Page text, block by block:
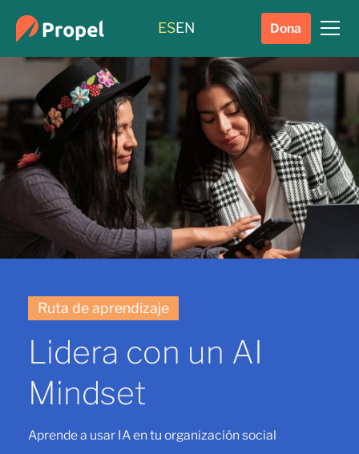
ESEN Dona
Ruta de aprendizaje
Lidera con un AI
Mindset
Aprende a usar IA en tu organización social